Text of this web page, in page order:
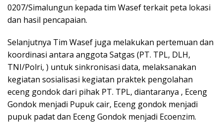
0207/Simalungun kepada tim Wasef terkait peta lokasi
dan hasil pencapaian.
Selanjutnya Tim Wasef juga melakukan pertemuan dan
koordinasi antara anggota Satgas (PT. TPL, DLH,
TNI/Polri, ) untuk sinkronisasi data, melaksanakan
kegiatan sosialisasi kegiatan praktek pengolahan
eceng gondok dari pihak PT. TPL, diantaranya , Eceng
Gondok menjadi Pupuk cair, Eceng gondok menjadi
pupuk padat dan Eceng Gondok menjadi Ecoenzim.